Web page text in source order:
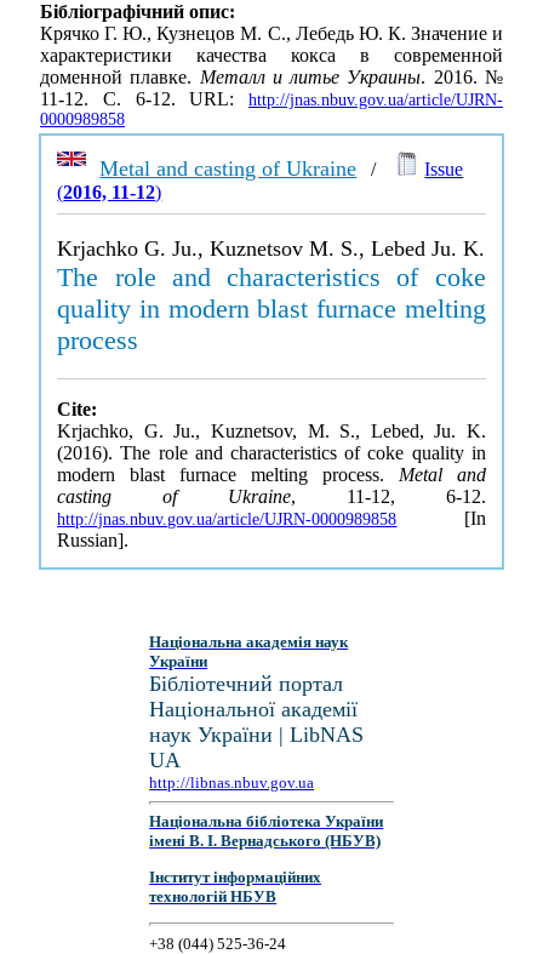
Бібліографічний опис:
Крячко Г. Ю., Кузнецов М. С., Лебедь Ю. К. Значение и
характеристики качества кокса в современной
доменной плавке. Металл и литье Украины. 2016. №
11-12. С. 6-12. URL: http://jnas.nbuv.gov.ua/article/UJRN-
0000989858
Metal and casting of Ukraine /
Issue
(2016, 11-12)
Krjachko G. Ju., Kuznetsov M. S., Lebed Ju. K.
The role and characteristics of coke
quality in modern blast furnace melting
process
Cite:
Krjachko, G. Ju., Kuznetsov, M. S., Lebed, Ju. K.
(2016). The role and characteristics of coke quality in
modern blast furnace melting process. Metal and
casting of Ukraine, 11-12, 6-12.
http://jnas.nbuv.gov.ua/article/UJRN-0000989858 [In
Russian].
Національна академія наук
України
Бібліотечний портал
Національної академії
наук України | LibNAS
UA
http://libnas.nbuv.gov.ua
Національна бібліотека України
імені В. І. Вернадського (НБУВ)
Інститут інформаційних
технологій НБУВ
+38 (044) 525-36-24